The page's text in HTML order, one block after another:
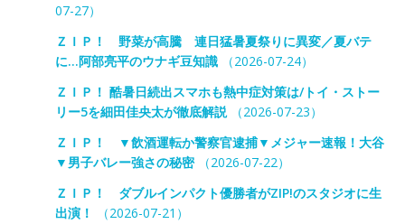
07-27）
ＺＩＰ！ 野菜が高騰 連日猛暑夏祭りに異変／夏バテ
に…阿部亮平のウナギ豆知識（2026-07-24）
ＺＩＰ！ 酷暑日続出スマホも熱中症対策は/トイ・ストー
リー5を細田佳央太が徹底解説（2026-07-23）
ＺＩＰ！ ▼飲酒運転か警察官逮捕▼メジャー速報！大谷
▼男子バレー強さの秘密（2026-07-22）
ＺＩＰ！ ダブルインパクト優勝者がZIP!のスタジオに生
出演！
（2026-07-21）